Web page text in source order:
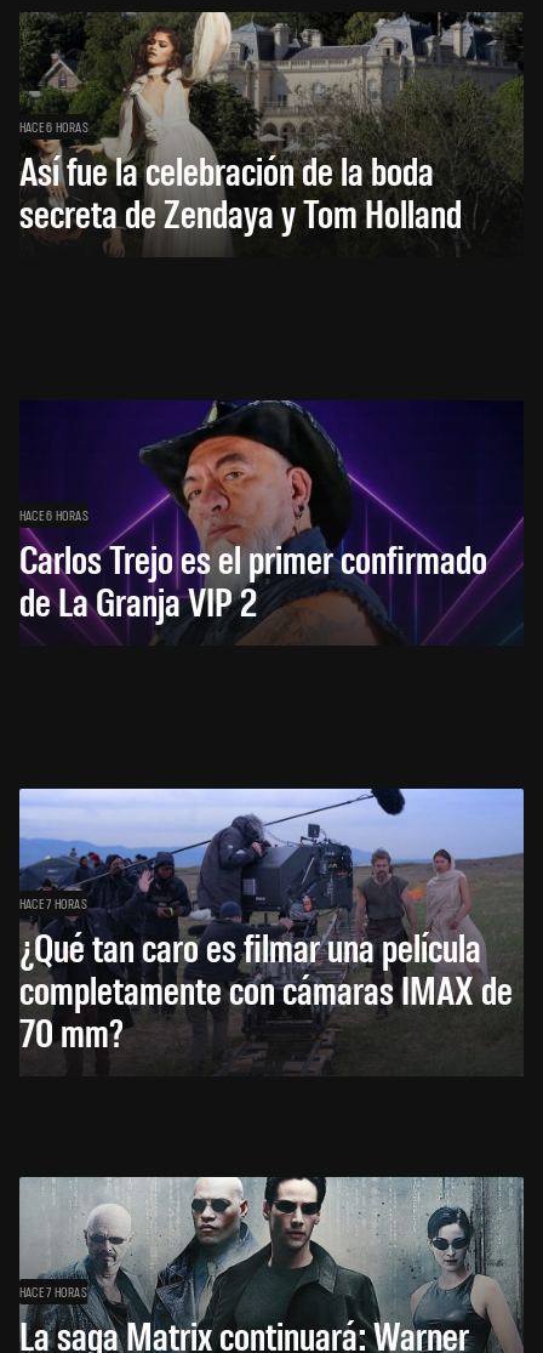
HACE 6 HORAS
Así fue la celebración de la boda
secreta de Zendaya y Tom Holland
HACE 6 HORAS
Carlos Trejo es el primer confirmado
de La Granja VIP 2
HACE 7 HORAS
¿Qué tan caro es filmar una película
completamente con cámaras IMAX de
70 mm?
HACE 7 HORAS
La saga Matrix continuará: Warner